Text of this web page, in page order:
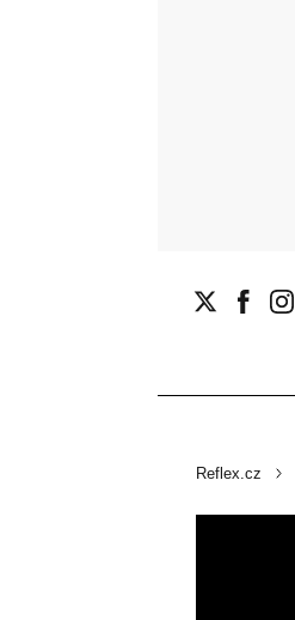
Reflex.cz